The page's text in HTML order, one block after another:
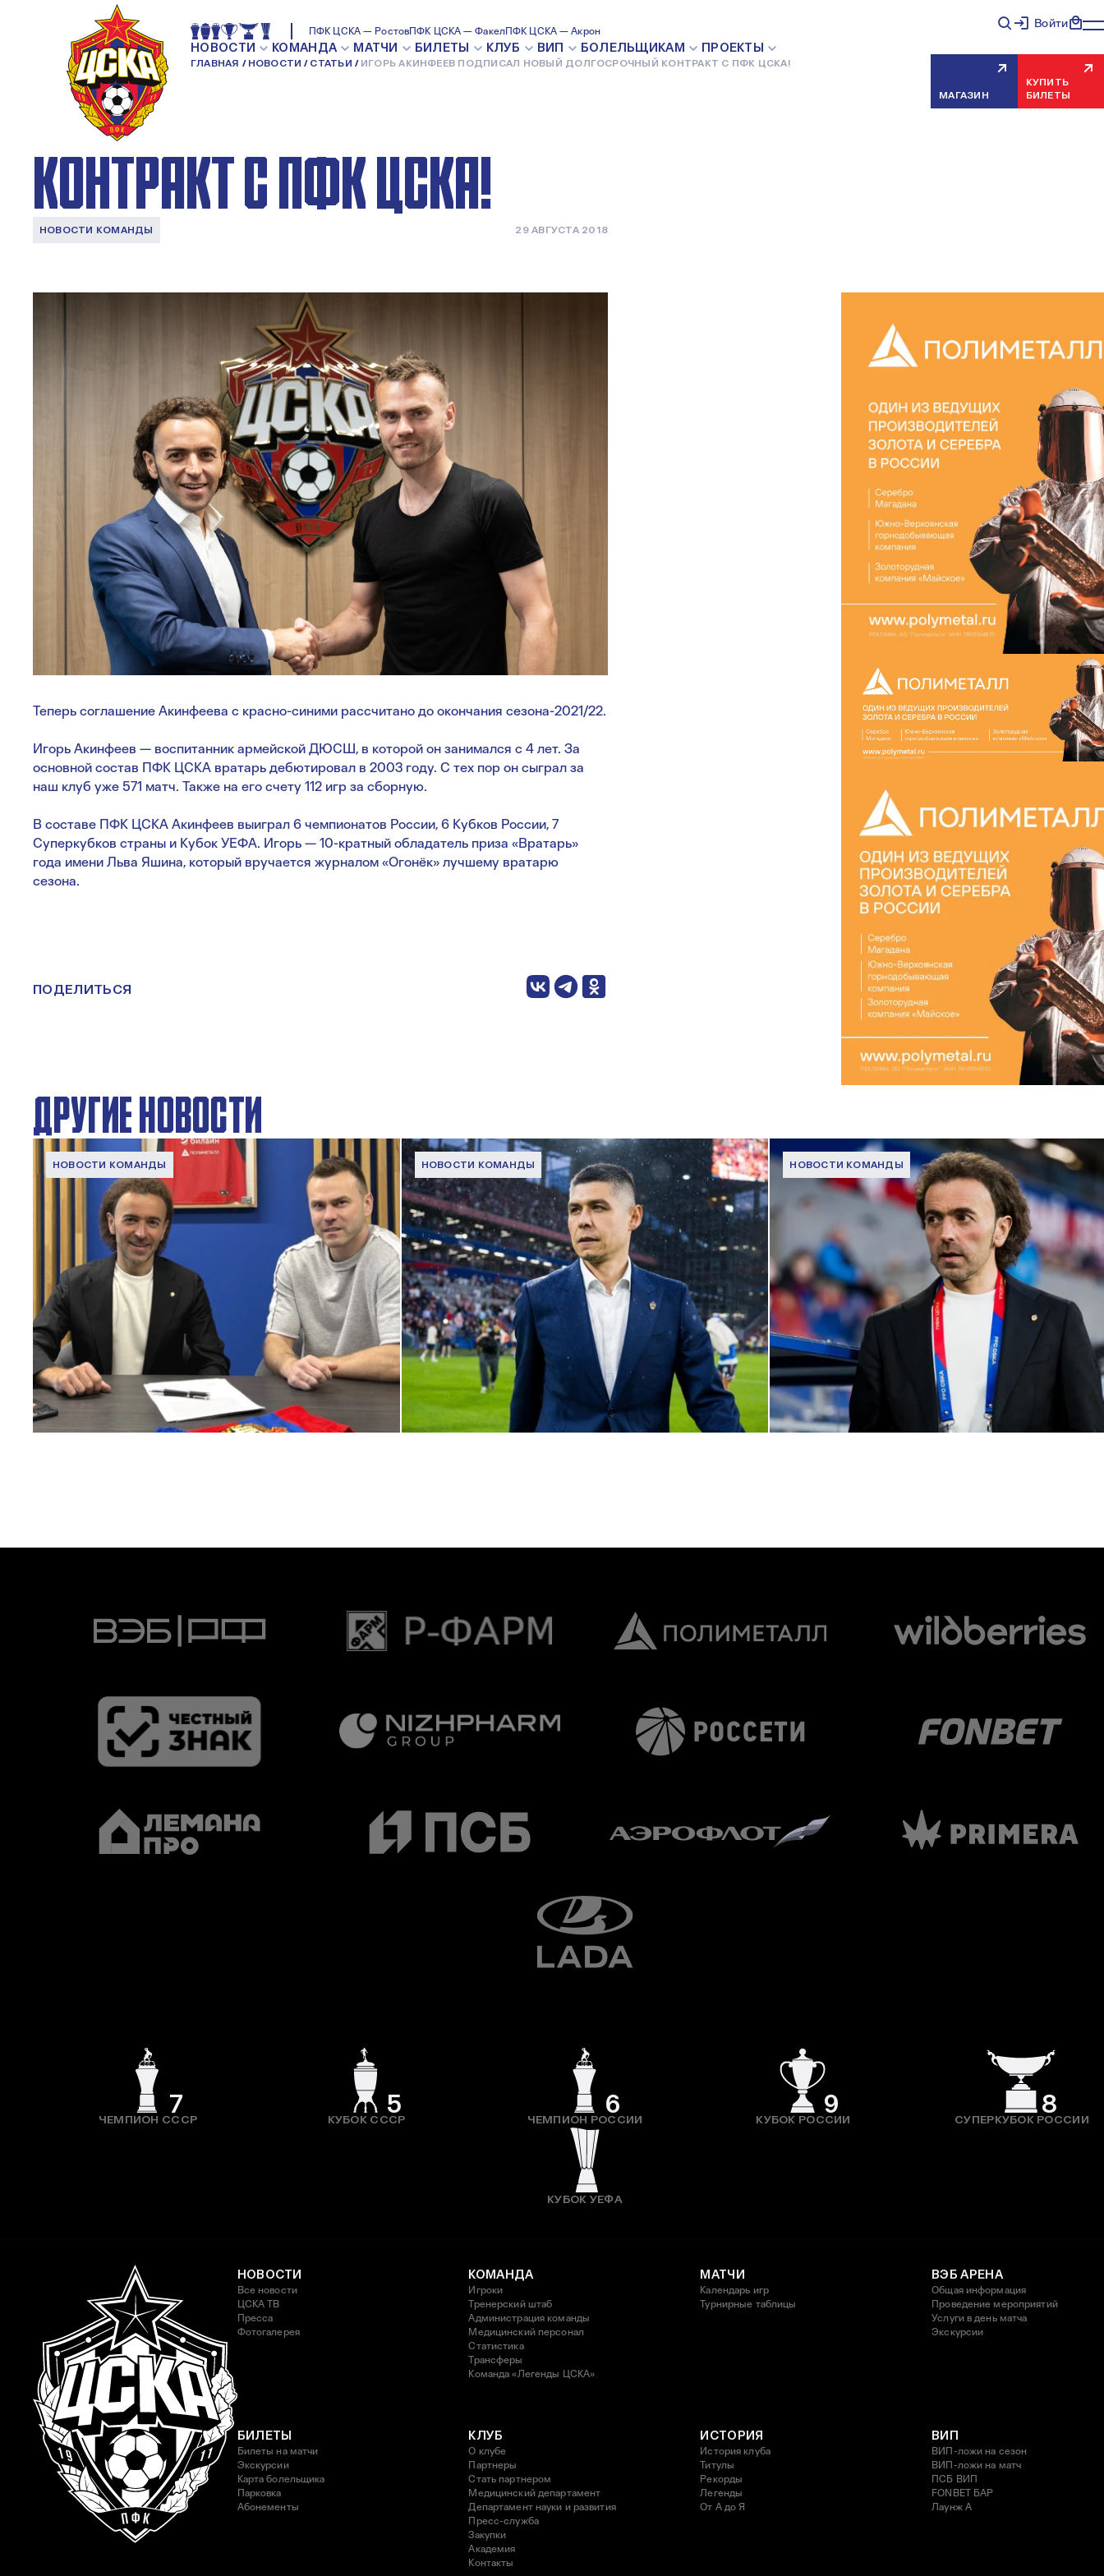
ПФК ЦСКА — РостовПФК ЦСКА — ФакелПФК ЦСКА — Акрон
НОВОСТИ КОМАНДА МАТЧИ БИЛЕТЫ КЛУБ ВИП БОЛЕЛЬЩИКАМ ПРОЕКТЫ
ГЛАВНАЯ НОВОСТИ СТАТЬИ ИГОРЬ АКИНФЕЕВ ПОДПИСАЛ НОВЫЙ ДОЛГОСРОЧНЫЙ КОНТРАКТ С ПФК ЦСКА!
Войти
МАГАЗИН
КУПИТЬ
БИЛЕТЫ
ИГОРЬ АКИНФЕЕВ ПОДПИСАЛ
НОВЫЙ ДОЛГОСРОЧНЫЙ
КОНТРАКТ С ПФК ЦСКА!
НОВОСТИ КОМАНДЫ 29 АВГУСТА 2018
Теперь соглашение Акинфеева с красно-синими рассчитано до окончания сезона-2021/22.
Игорь Акинфеев — воспитанник армейской ДЮСШ, в которой он занимался с 4 лет. За
основной состав ПФК ЦСКА вратарь дебютировал в 2003 году. С тех пор он сыграл за
наш клуб уже 571 матч. Также на его счету 112 игр за сборную.
В составе ПФК ЦСКА Акинфеев выиграл 6 чемпионатов России, 6 Кубков России, 7
Суперкубков страны и Кубок УЕФА. Игорь — 10-кратный обладатель приза «Вратарь»
года имени Льва Яшина, который вручается журналом «Огонёк» лучшему вратарю
сезона.
ПОДЕЛИТЬСЯ
ДРУГИЕ НОВОСТИ
НОВОСТИ КОМАНДЫ
Капитан – с нами!
2 ИЮНЯ 2026 12:55
НОВОСТИ КОМАНДЫ
Дмитрий Игдисамов о формировании тренерского штаба
1 ИЮНЯ 2026 16:57
НОВОСТИ КОМАНДЫ
Комментарий генерального директора ПФК ЦСКА Романа
Бабаева
1 ИЮНЯ 2026 16:45
7
ЧЕМПИОН СССР
5
КУБОК СССР
6
ЧЕМПИОН РОССИИ
9
КУБОК РОССИИ
8
СУПЕРКУБОК РОССИИ
КУБОК УЕФА
НОВОСТИ
Все новости
ЦСКА ТВ
Пресса
Фотогалерея
КОМАНДА
Игроки
Тренерский штаб
Администрация команды
Медицинский персонал
Статистика
Трансферы
Команда «Легенды ЦСКА»
МАТЧИ
Календарь игр
Турнирные таблицы
ВЭБ АРЕНА
Общая информация
Проведение мероприятий
Услуги в день матча
Экскурсии
БИЛЕТЫ
Билеты на матчи
Экскурсии
Карта болельщика
Парковка
Абонементы
КЛУБ
О клубе
Партнеры
Стать партнером
Медицинский департамент
Департамент науки и развития
Пресс-служба
Закупки
Академия
Контакты
ИСТОРИЯ
История клуба
Титулы
Рекорды
Легенды
От А до Я
ВИП
ВИП-ложи на сезон
ВИП-ложи на матч
ПСБ ВИП
FONBET БАР
Лаунж A